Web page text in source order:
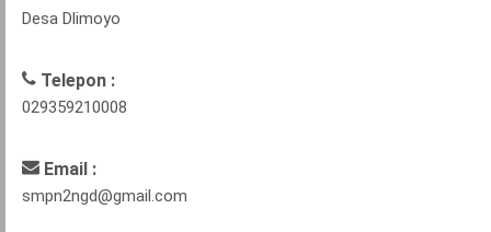
Desa Dlimoyo
Telepon :
029359210008
Email :
smpn2ngd@gmail.com